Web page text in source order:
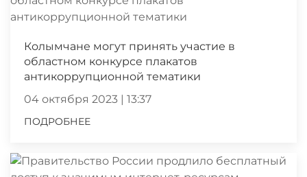
Колымчане могут принять участие в
областном конкурсе плакатов
антикоррупционной тематики
04 октября 2023 | 13:37
ПОДРОБНЕЕ